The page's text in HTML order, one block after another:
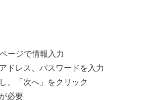
ージで情報入力
ドレス、パスワードを入力
、「次へ」をクリック
必要